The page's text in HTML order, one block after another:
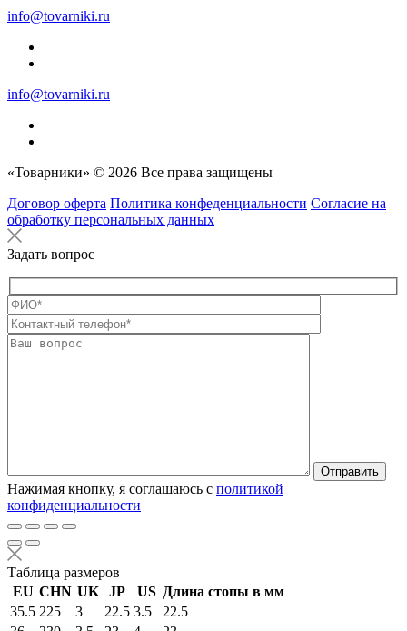
info@tovarniki.ru
info@tovarniki.ru
«Товарники» © 2026 Все права защищены
Договор оферта Политика конфеденциальности Согласие на
обработку персональных данных
Задать вопрос
Нажимая кнопку, я соглашаюсь с политикой
конфиденциальности
Таблица размеров
EU CHN UK JP US Длина стопы в мм
35.5 225 3 22.5 3.5
22.5